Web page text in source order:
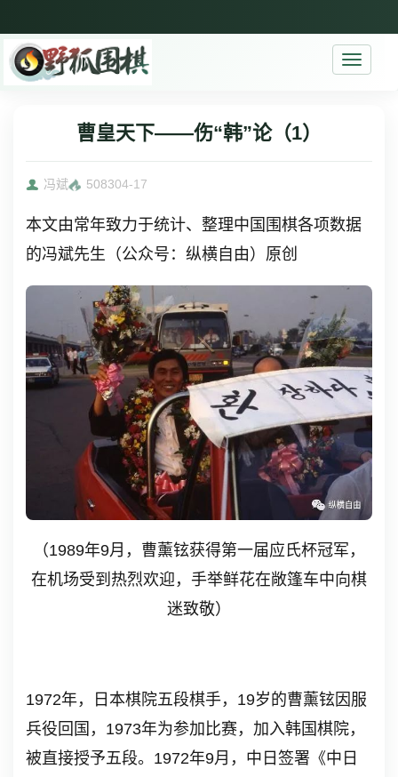
Toggle
曹皇天下——伤“韩”论（1）
冯斌 508304-17
本文由常年致力于统计、整理中国围棋各项数据
的冯斌先生（公众号：纵横自由）原创
（1989年9月，曹薰铉获得第一届应氏杯冠军，
在机场受到热烈欢迎，手举鲜花在敞篷车中向棋
迷致敬）
1972年，日本棋院五段棋手， 19岁的曹薰铉因服
兵役回国， 1973年为参加比赛，加入韩国棋院，
被直接授予五段。 1972年9月，中日签署《中日